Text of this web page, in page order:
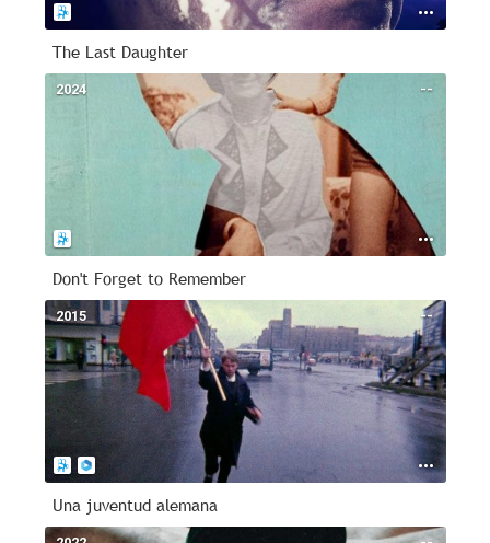
The Last Daughter
--
2024
Don't Forget to Remember
--
2015
Una juventud alemana